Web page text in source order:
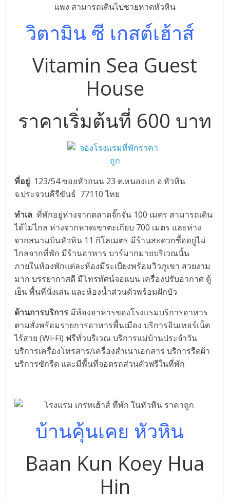
วิตามิน ซี เกสต์เฮ้าส์
Vitamin Sea Guest
House
ราคาเริ่มต้นที่ 600 บาท
ที่อยู่ 123/54 ซอยหัวถนน 23 ต.หนองแก อ.หัวหิน
จ.ประจวบคีรีขันธ์ 77110 ไทย
ทำเล ที่พักอยู่ห่างจากตลาดจั๊กจั่น 100 เมตร สามารถเดิน
ได้ไม่ไกล ห่างจากหาดเขาตะเกียบ 700 เมตร และห่าง
จากสนามบินหัวหิน 11 กิโลเมตร มีร้านสะดวกซื้ออยู่ไม่
ไกลจากที่พัก มีร้านอาหาร บาร์มากมายบริเวณนั้น
ภายในห้องพักแต่ละห้องมีระเบียงพร้อมวิวภูเขา สวยงาม
มาก บรรยากาศดี มีโทรทัศน์จอแบน เครื่องปรับอากาศ ตู้
เย็น พื้นที่นั่งเล่น และห้องน้ำส่วนตัวพร้อมฝักบัว
ด้านการบริการ มีห้องอาหารของโรงแรมบริการอาหาร
ตามสั่งพร้อมรายการอาหารพื้นเมือง บริการอินเทอร์เน็ต
ไร้สาย (Wi-Fi) ฟรีทั่วบริเวณ บริการแม่บ้านประจำวัน
บริการเครื่องโทรสาร/เครื่องสำเนาเอกสาร บริการรีดผ้า
บริการซักรีด และมีพื้นที่จอดรถส่วนตัวฟรีในที่พัก
บ้านคุ้นเคย หัวหิน
Baan Kun Koey Hua
Hin